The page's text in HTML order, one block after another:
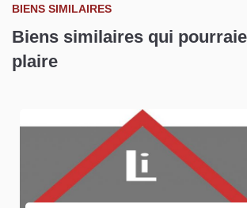
BIENS SIMILAIRES
Biens similaires qui
plaire